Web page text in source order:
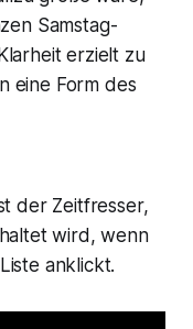
Samstag-
erzielt zu
eine Form des
der Zeitfresser,
wird, wenn
anklickt.